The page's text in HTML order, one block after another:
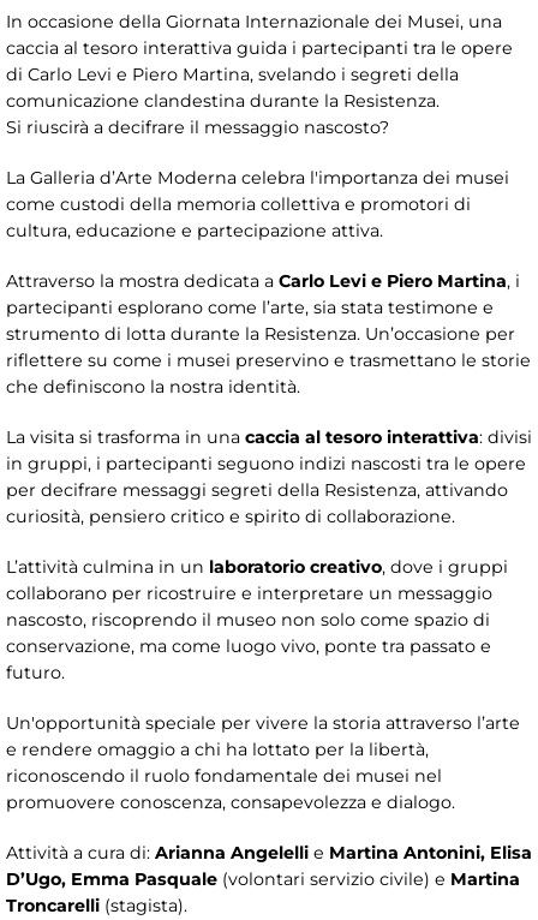
In occasione della Giornata Internazionale dei Musei, una
caccia al tesoro interattiva guida i partecipanti tra le opere
di Carlo Levi e Piero Martina, svelando i segreti della
comunicazione clandestina durante la Resistenza.
Si riuscirà a decifrare il messaggio nascosto?
La Galleria d’Arte Moderna celebra l'importanza dei musei
come custodi della memoria collettiva e promotori di
cultura, educazione e partecipazione attiva.
Attraverso la mostra dedicata a Carlo Levi e Piero Martina, i
partecipanti esplorano come l’arte, sia stata testimone e
strumento di lotta durante la Resistenza. Un’occasione per
riflettere su come i musei preservino e trasmettano le storie
che definiscono la nostra identità.
La visita si trasforma in una caccia al tesoro interattiva: divisi
in gruppi, i partecipanti seguono indizi nascosti tra le opere
per decifrare messaggi segreti della Resistenza, attivando
curiosità, pensiero critico e spirito di collaborazione.
L’attività culmina in un laboratorio creativo, dove i gruppi
collaborano per ricostruire e interpretare un messaggio
nascosto, riscoprendo il museo non solo come spazio di
conservazione, ma come luogo vivo, ponte tra passato e
futuro.
Un'opportunità speciale per vivere la storia attraverso l’arte
e rendere omaggio a chi ha lottato per la libertà,
riconoscendo il ruolo fondamentale dei musei nel
promuovere conoscenza, consapevolezza e dialogo.
Attività a cura di: Arianna Angelelli e Martina Antonini, Elisa
D’Ugo, Emma Pasquale (volontari servizio civile) e Martina
Troncarelli (stagista).